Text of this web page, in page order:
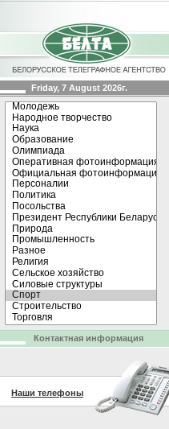
Friday, 7 August 2026г.
Контактная информация
Наши телефоны